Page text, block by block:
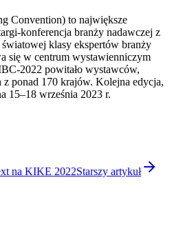
Convention) to największe
konferencja branży nadawczej z
klasy ekspertów branży
się w centrum wystawienniczym
2022 powitało wystawców,
ponad 170 krajów. Kolejna edycja,
15–18 września 2023 r.
na KIKE 2022Starszy artykuł